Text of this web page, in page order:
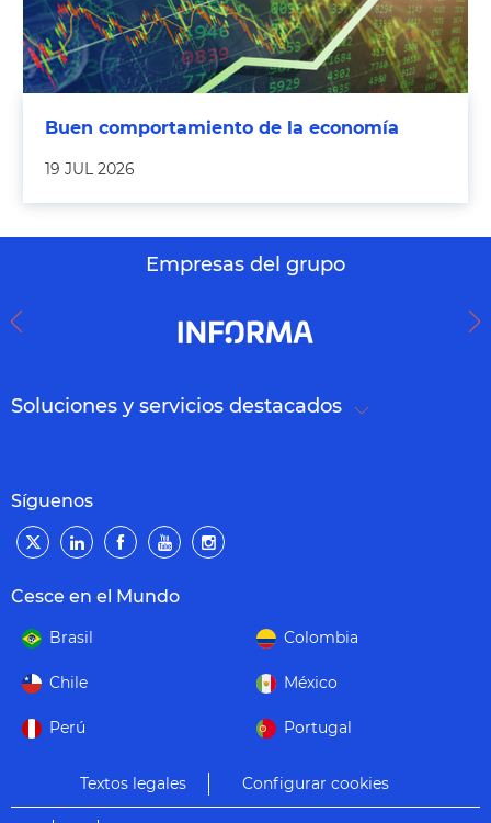
Buen comportamiento de la economía
19 JUL 2026
Empresas del grupo
Soluciones y servicios destacados
Síguenos
Cesce en el Mundo
Brasil Colombia
Chile México
Perú Portugal
Textos legales Configurar cookies